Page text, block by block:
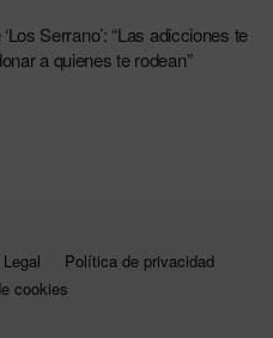
Serrano’: “Las adicciones te
a quienes te rodean”
Política de privacidad
cookies